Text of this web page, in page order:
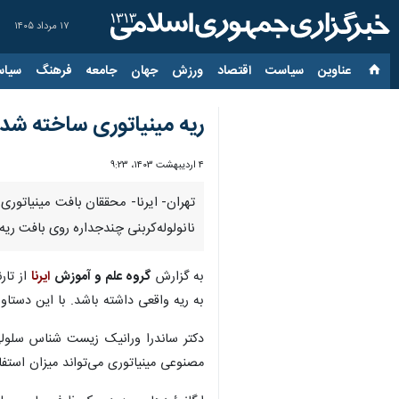
۱۷ مرداد ۱۴۰۵
عناوین‌ سیاست اقتصاد ورزش جهان جامعه فرهنگ
ریه مینیاتوری ساخته شد
۴ اردیبهشت ۱۴۰۳، ۹:۲۳